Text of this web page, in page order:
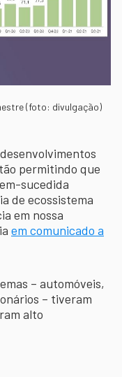
(foto: divulgação)
permitindo que
sucedida
de ecossistema
em nossa
em comunicado a
– automóveis,
– tiveram
alto